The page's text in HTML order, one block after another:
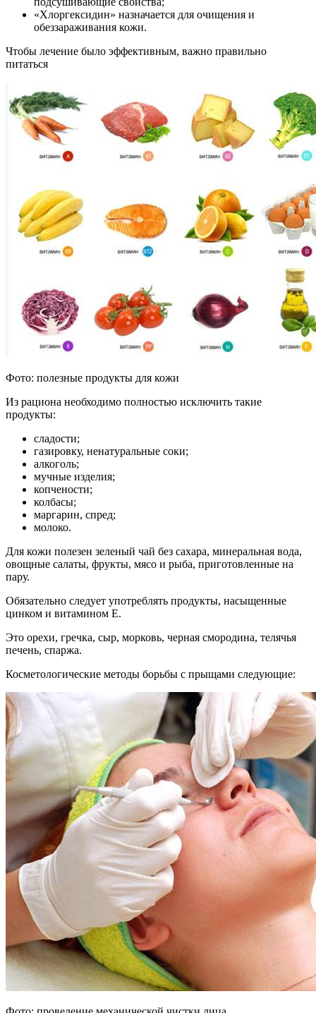
«Хлоргексидин» назначается для очищения и
обеззараживания кожи.
Чтобы лечение было эффективным, важно правильно
питаться
Фото: полезные продукты для кожи
Из рациона необходимо полностью исключить такие
продукты:
сладости;
газировку, ненатуральные соки;
алкоголь;
мучные изделия;
копчености;
колбасы;
маргарин, спред;
молоко.
Для кожи полезен зеленый чай без сахара, минеральная вода,
овощные салаты, фрукты, мясо и рыба, приготовленные на
пару.
Обязательно следует употреблять продукты, насыщенные
цинком и витамином Е.
Это орехи, гречка, сыр, морковь, черная смородина, телячья
печень, спаржа.
Косметологические методы борьбы с прыщами следующие: